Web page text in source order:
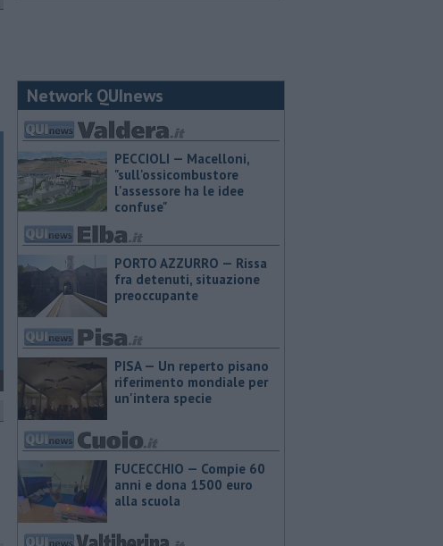
Network QUInews
PECCIOLI — Macelloni,
"sull'ossicombustore
l'assessore ha le idee
confuse"
PORTO AZZURRO — Rissa
fra detenuti, situazione
preoccupante
PISA — Un reperto pisano
riferimento mondiale per
un'intera specie
FUCECCHIO — Compie 60
anni e dona 1500 euro
alla scuola